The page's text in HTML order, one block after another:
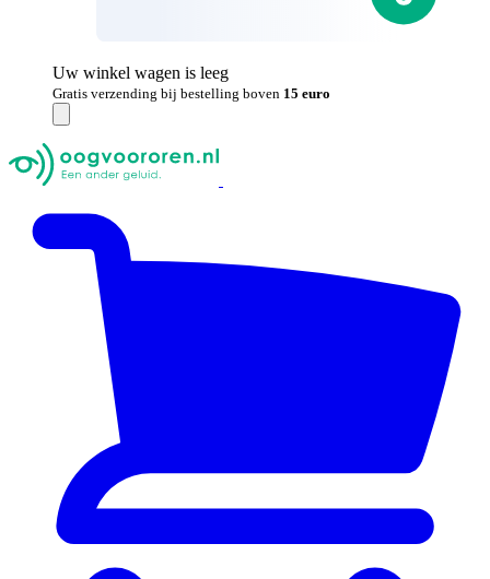
Uw winkel wagen is leeg
Gratis verzending bij bestelling boven 15 euro